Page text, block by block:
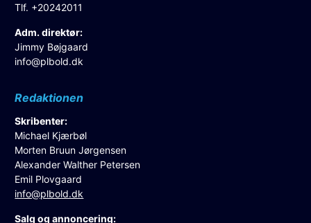
Tlf. +20242011
Adm. direktør:
Jimmy Bøjgaard
info@plbold.dk
Redaktionen
Skribenter:
Michael Kjærbøl
Morten Bruun Jørgensen
Alexander Walther Petersen
Emil Plovgaard
info@plbold.dk
Salg og annoncering: